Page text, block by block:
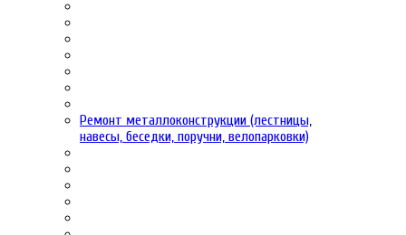
Ремонт металлоконструкции (лестницы,
навесы, беседки, поручни, велопарковки)